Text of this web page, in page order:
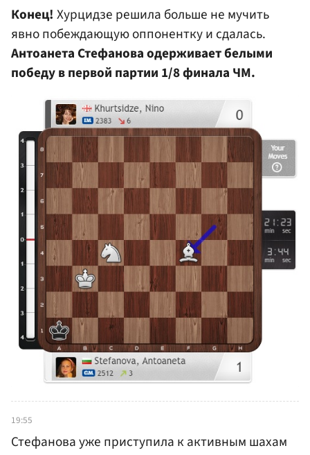
Конец! Хурцидзе решила больше не мучить
явно побеждающую оппонентку и сдалась.
Антоанета Стефанова одерживает белыми
победу в первой партии 1/8 финала ЧМ.
19:55
Стефанова уже приступила к активным шахам